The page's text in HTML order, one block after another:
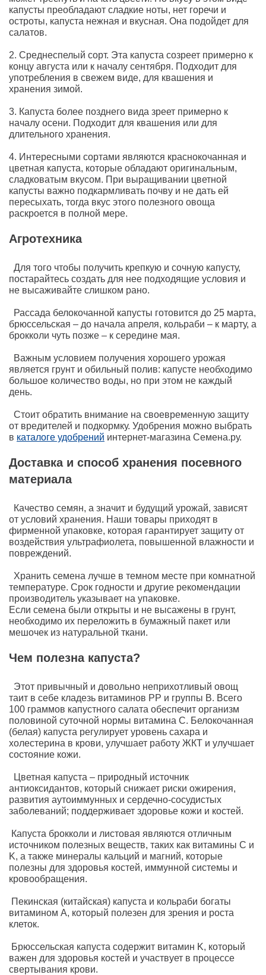
капусты преобладают сладкие ноты, нет горечи и
остроты, капуста нежная и вкусная. Она подойдет для
салатов.
2. Среднеспелый сорт. Эта капуста созреет примерно к
концу августа или к началу сентября. Подходит для
употребления в свежем виде, для квашения и
хранения зимой.
3. Капуста более позднего вида зреет примерно к
началу осени. Подходит для квашения или для
длительного хранения.
4. Интересными сортами являются краснокочанная и
цветная капуста, которые обладают оригинальным,
сладковатым вкусом. При выращивании цветной
капусты важно подкармливать почву и не дать ей
пересыхать, тогда вкус этого полезного овоща
раскроется в полной мере.
Агротехника
Для того чтобы получить крепкую и сочную капусту,
постарайтесь создать для нее подходящие условия и
не высаживайте слишком рано.
Рассада белокочанной капусты готовится до 25 марта,
брюссельская – до начала апреля, кольраби – к марту, а
брокколи чуть позже – к середине мая.
Важным условием получения хорошего урожая
является грунт и обильный полив: капусте необходимо
большое количество воды, но при этом не каждый
день.
Стоит обратить внимание на своевременную защиту
от вредителей и подкормку. Удобрения можно выбрать
в каталоге удобрений интернет-магазина Семена.ру.
Доставка и способ хранения посевного
материала
Качество семян, а значит и будущий урожай, зависят
от условий хранения. Наши товары приходят в
фирменной упаковке, которая гарантирует защиту от
воздействия ультрафиолета, повышенной влажности и
повреждений.
Хранить семена лучше в темном месте при комнатной
температуре. Срок годности и другие рекомендации
производитель указывает на упаковке.
Если семена были открыты и не высажены в грунт,
необходимо их переложить в бумажный пакет или
мешочек из натуральной ткани.
Чем полезна капуста?
Этот привычный и довольно неприхотливый овощ
таит в себе кладезь витаминов РР и группы В. Всего
100 граммов капустного салата обеспечит организм
половиной суточной нормы витамина С. Белокочанная
(белая) капуста регулирует уровень сахара и
холестерина в крови, улучшает работу ЖКТ и улучшает
состояние кожи.
Цветная капуста – природный источник
антиоксидантов, который снижает риски ожирения,
развития аутоиммунных и сердечно-сосудистых
заболеваний; поддерживает здоровье кожи и костей.
Капуста брокколи и листовая являются отличным
источником полезных веществ, таких как витамины C и
K, а также минералы кальций и магний, которые
полезны для здоровья костей, иммунной системы и
кровообращения.
Пекинская (китайская) капуста и кольраби богаты
витамином A, который полезен для зрения и роста
клеток.
Брюссельская капуста содержит витамин K, который
важен для здоровья костей и участвует в процессе
свертывания крови.